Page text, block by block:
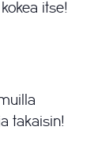
itse!
takaisin!